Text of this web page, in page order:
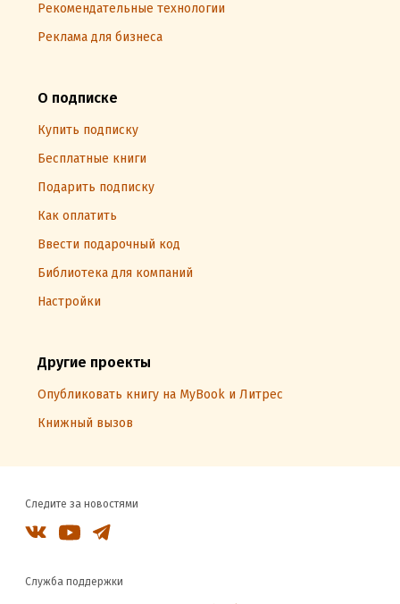
Рекомендательные технологии
Реклама для бизнеса
О подписке
Купить подписку
Бесплатные книги
Подарить подписку
Как оплатить
Ввести подарочный код
Библиотека для компаний
Настройки
Другие проекты
Опубликовать книгу на MyBook и Литрес
Книжный вызов
Следите за новостями
Служба поддержки